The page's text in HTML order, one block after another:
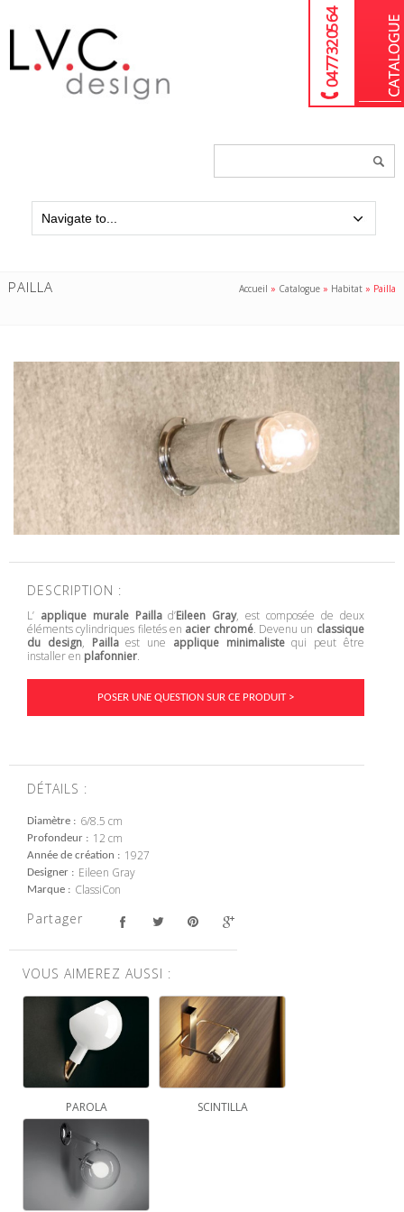
04 77 32 05 64
PAILLA Accueil » Catalogue » Habitat » Pailla
DESCRIPTION :
L’ applique murale Paillad’Eileen Gray, est composée de deux
éléments cylindriques filetés en acier chromé. Devenu un classique
du design, Paillaest une applique minimalistequi peut être
installer en plafonnier.
POSER UNE QUESTION SUR CE PRODUIT >
DÉTAILS :
Diamètre 6/8.5 cm
Profondeur 12 cm
Année de création 1927
Designer Eileen Gray
Marque ClassiCon
Partager
VOUS AIMEREZ AUSSI :
PAROLA SCINTILLA